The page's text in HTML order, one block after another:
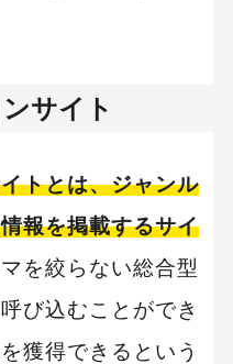
ーワード
サイト
トとは、ジャンル
報を掲載するサイ
を絞らない総合型
び込むことができ
獲得できるという